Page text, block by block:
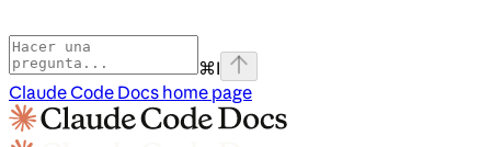
⌘I
Claude Code Docs home page